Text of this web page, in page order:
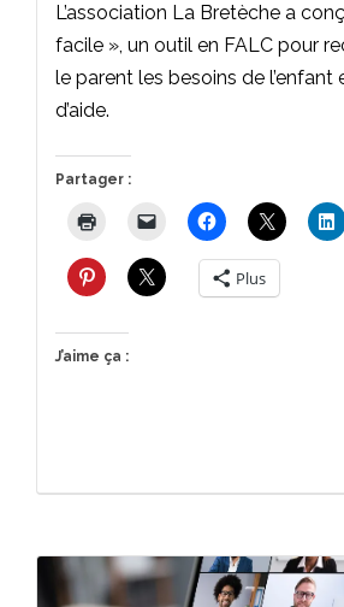
L’association La Bretèche a
facile », un outil en FALC pour
le parent les besoins de l’enfant
d’aide.
Partager :
Plus
J’aime ça :